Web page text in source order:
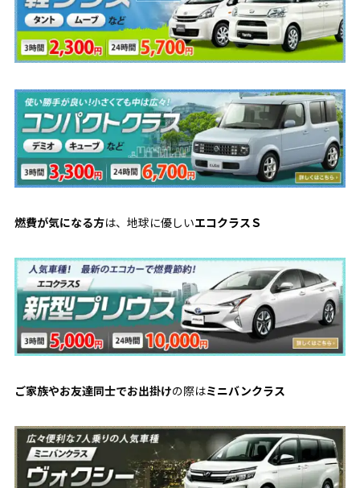
燃費が気になる方は、地球に優しいエコクラスＳ
ご家族やお友達同士でお出掛けの際はミニバンクラス